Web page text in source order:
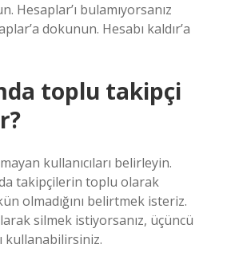
Hesaplar’ı bulamıyorsanız
dokunun. Hesabı kaldır’a
toplu takipçi
kullanıcıları belirleyin.
takipçilerin toplu olarak
olmadığını belirtmek isteriz.
silmek istiyorsanız, üçüncü
kullanabilirsiniz.